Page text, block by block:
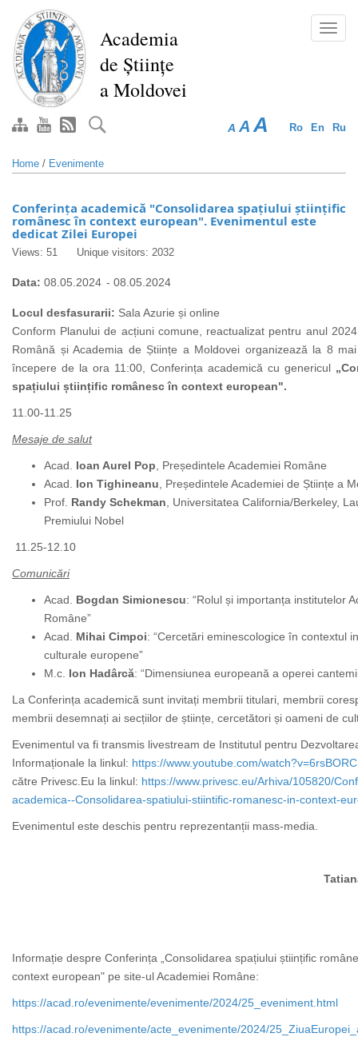
main
content
Academia
de Științe
a Moldovei
Ro En Ru
A A A
Home / Evenimente
Conferința academică "Consolidarea spațiului științific
românesc în context european". Evenimentul este
dedicat Zilei Europei
Views: 51 Unique visitors: 2032
Data: 08.05.2024 - 08.05.2024
Locul desfasurarii: Sala Azurie și online
Conform Planului de acțiuni comune, reactualizat pentru anul
Română și Academia de Științe a Moldovei organizează la 8
începere de la ora 11:00, Conferința academică cu genericul
spațiului științific românesc în context european".
11.00-11.25
Mesaje de salut
Acad. Ioan Aurel Pop , Președintele Academiei Române
Acad. Ion Tighineanu , Președintele Academiei de Științe a
Prof. Randy Schekman , Universitatea California/Berkeley,
Premiului Nobel
11.25-12.10
Comunicări
Acad. Bogdan Simionescu: “Rolul și importanța institutelor
Române”
Acad. Mihai Cimpoi: “Cercetări eminescologice în contextul
culturale europene”
M.c. Ion Hadârcă: “Dimensiunea europeană a operei
La Conferința academică sunt invitați membrii titulari, membrii
membrii desemnați ai secțiilor de științe, cercetători și oameni de
Evenimentul va fi transmis livestream de Institutul pentru
Informaționale la linkul: https://www.youtube.com/
către Privesc.Eu la linkul: https://www.privesc.eu/Arhiva/105820/
academica--Consolidarea-spatiului-stiintific-romanesc-in-context-
Evenimentul este deschis pentru reprezentanții mass-media.
Informație despre Conferința
„Consolidarea spațiului științific
context european" pe site-ul Academiei Române:
https://acad.ro/evenimente/evenimente/2024/25_eveniment.html
https://acad.ro/evenimente/acte_evenimente/2024/